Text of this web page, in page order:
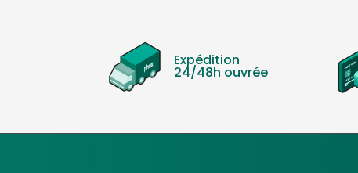
Expédition
24/48h ouvrée